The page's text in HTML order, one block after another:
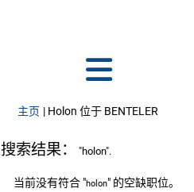
主页 | Holon 位于 BENTELER
搜索结果： "holon".
当前没有符合 "holon" 的空缺职位。